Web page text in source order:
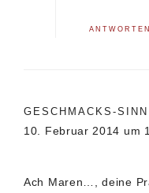
ANTWORTEN
GESCHMACKS-SINN
10. Februar 2014 um
Ach Maren…, deine